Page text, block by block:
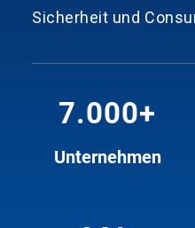
Sicherheit und
7.000+
Unternehmen